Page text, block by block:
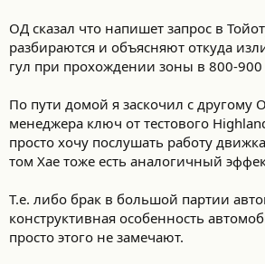
ОД сказал что напишет запрос в
разбираются и объясняют откуда
гул при прохождении зоны в 800-
По пути домой я заскочил с другому
менеджера ключ от тестового
просто хочу послушать работу
том Хае тоже есть аналогичный
Т.е. либо брак в большой партии
конструктивная особенность
просто этого не замечают.